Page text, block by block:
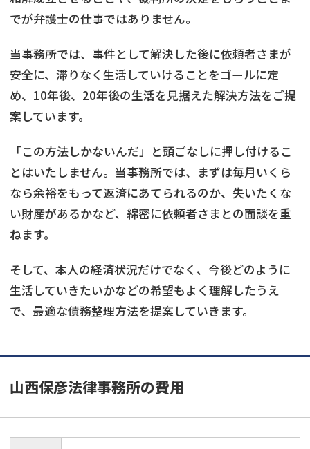
でが弁護士の仕事ではありません。
当事務所では、事件として解決した後に依頼者さまが
安全に、滞りなく生活していけることをゴールに定
め、10年後、20年後の生活を見据えた解決方法をご提
案しています。
「この方法しかないんだ」と頭ごなしに押し付けるこ
とはいたしません。当事務所では、まずは毎月いくら
なら余裕をもって返済にあてられるのか、失いたくな
い財産があるかなど、綿密に依頼者さまとの面談を重
ねます。
そして、本人の経済状況だけでなく、今後どのように
生活していきたいかなどの希望もよく理解したうえ
で、最適な債務整理方法を提案していきます。
山西保彦法律事務所の費用